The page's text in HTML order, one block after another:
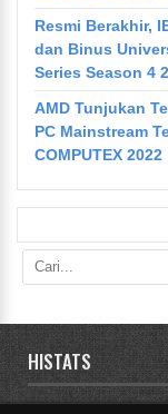
Resmi Berakhir,
dan Binus
Series Season 4
AMD Tunjukan
PC Mainstream
COMPUTEX 2022
HISTATS